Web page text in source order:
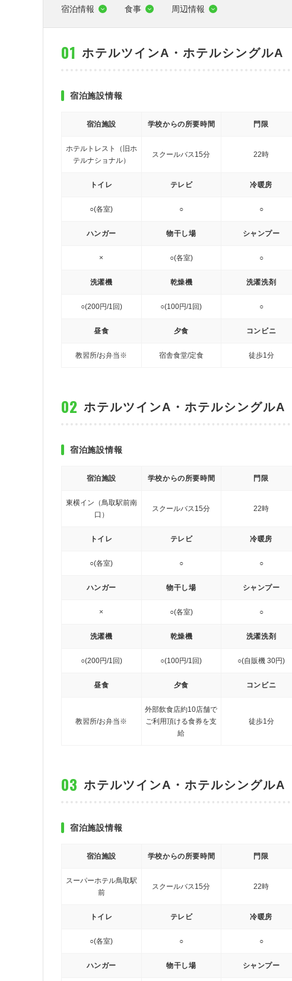
宿泊情報 食事 周辺情報
ホテルツインA・ホテルシングルA
宿泊施設情報
宿泊施設
ホテルトレスト（旧ホ
テルナショナル）
学校からの所要時間
スクールバス15分
門限
22時
トイレ
○(各室)
テレビ
○
冷暖房
○
ハンガー
×
物干し場
○(各室)
シャンプー
○
洗濯機
○(200円/1回)
乾燥機
○(100円/1回)
洗濯洗剤
○
昼食
教習所/お弁当※
夕食
宿舎食堂/定食
コンビニ
徒歩1分
ホテルツインA・ホテルシングルA
宿泊施設情報
宿泊施設
東横イン（鳥取駅前南
口）
学校からの所要時間
スクールバス15分
門限
22時
トイレ
○(各室)
テレビ
○
冷暖房
○
ハンガー
×
物干し場
○(各室)
シャンプー
○
洗濯機
○(200円/1回)
乾燥機
○(100円/1回)
洗濯洗剤
○(自販機 30円)
昼食
教習所/お弁当※
夕食
外部飲食店約10店舗で
ご利用頂ける食券を支
給
コンビニ
徒歩1分
ホテルツインA・ホテルシングルA
宿泊施設情報
宿泊施設
スーパーホテル鳥取駅
前
学校からの所要時間
スクールバス15分
門限
22時
トイレ
○(各室)
テレビ
○
冷暖房
○
ハンガー 物干し場 シャンプー